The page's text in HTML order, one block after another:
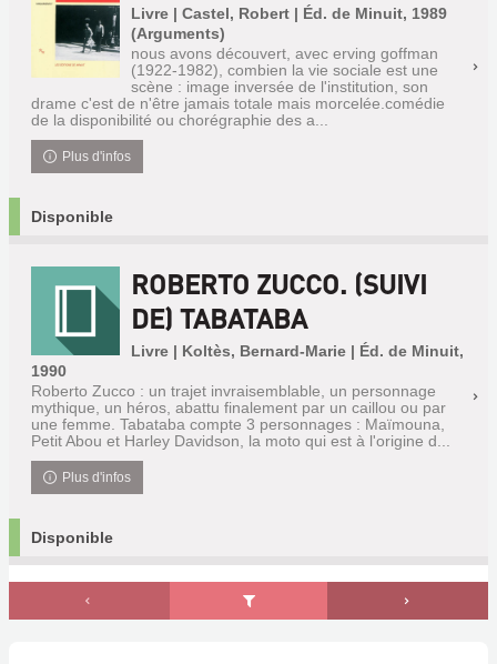
Livre | Castel, Robert | Éd. de Minuit, 1989
(Arguments)
nous avons découvert, avec erving goffman
(1922-1982), combien la vie sociale est une
scène : image inversée de l'institution, son
drame c'est de n'être jamais totale mais morcelée.comédie
de la disponibilité ou chorégraphie des a...
Plus d'infos
Disponible
ROBERTO ZUCCO. (SUIVI
DE) TABATABA
Livre | Koltès, Bernard-Marie | Éd. de Minuit,
1990
Roberto Zucco : un trajet invraisemblable, un personnage
mythique, un héros, abattu finalement par un caillou ou par
une femme. Tabataba compte 3 personnages : Maïmouna,
Petit Abou et Harley Davidson, la moto qui est à l'origine d...
Plus d'infos
Disponible